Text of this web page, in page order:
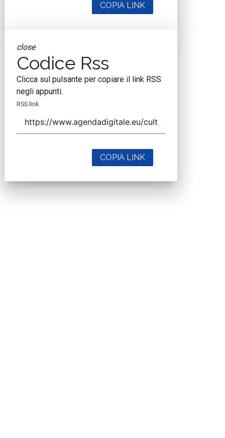
COPIA LINK
close
Codice Rss
Clicca sul pulsante per copiare il link RSS
negli appunti.
RSS link
COPIA LINK